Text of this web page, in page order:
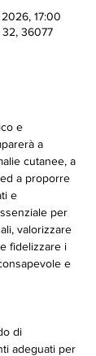
17:00
32, 36077
e
a
cutanee, a
a proporre
e
per
valorizzare
fidelizzare i
e
di
adeguati per